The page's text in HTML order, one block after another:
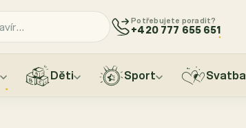
Potřebujete poradit?
+420 777 655 651
Děti Sport Svatba